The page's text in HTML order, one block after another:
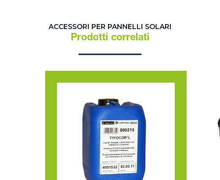
ACCESSORI PER PANNELLI SOLARI
Prodotti correlati